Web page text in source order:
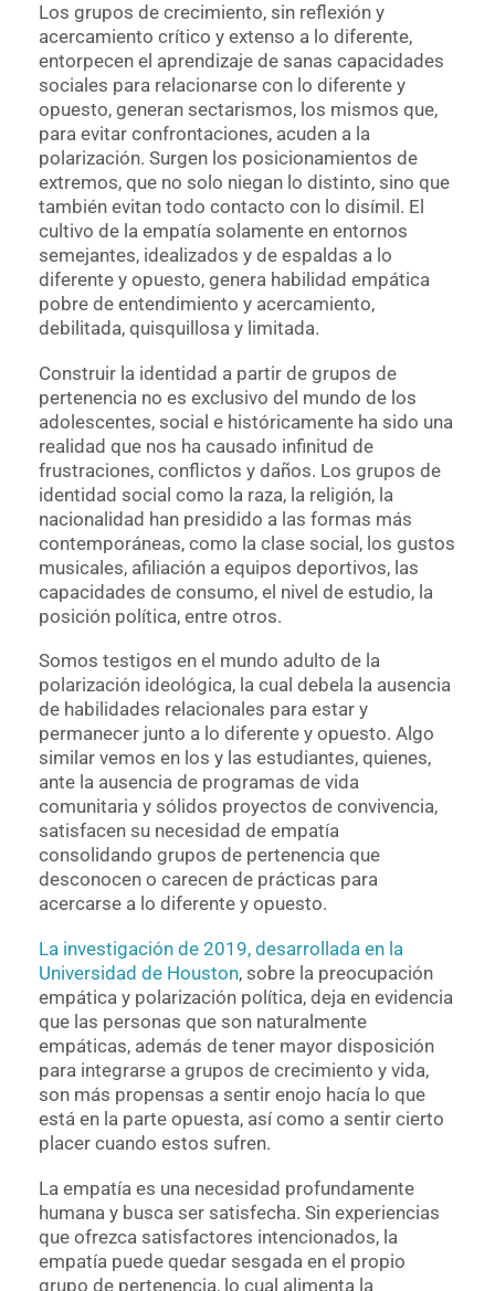
Los grupos de crecimiento, sin reflexión y
acercamiento crítico y extenso a lo diferente,
entorpecen el aprendizaje de sanas capacidades
sociales para relacionarse con lo diferente y
opuesto, generan sectarismos, los mismos que,
para evitar confrontaciones, acuden a la
polarización. Surgen los posicionamientos de
extremos, que no solo niegan lo distinto, sino que
también evitan todo contacto con lo disímil. El
cultivo de la empatía solamente en entornos
semejantes, idealizados y de espaldas a lo
diferente y opuesto, genera habilidad empática
pobre de entendimiento y acercamiento,
debilitada, quisquillosa y limitada.
Construir la identidad a partir de grupos de
pertenencia no es exclusivo del mundo de los
adolescentes, social e históricamente ha sido una
realidad que nos ha causado infinitud de
frustraciones, conflictos y daños. Los grupos de
identidad social como la raza, la religión, la
nacionalidad han presidido a las formas más
contemporáneas, como la clase social, los gustos
musicales, afiliación a equipos deportivos, las
capacidades de consumo, el nivel de estudio, la
posición política, entre otros.
Somos testigos en el mundo adulto de la
polarización ideológica, la cual debela la ausencia
de habilidades relacionales para estar y
permanecer junto a lo diferente y opuesto. Algo
similar vemos en los y las estudiantes, quienes,
ante la ausencia de programas de vida
comunitaria y sólidos proyectos de convivencia,
satisfacen su necesidad de empatía
consolidando grupos de pertenencia que
desconocen o carecen de prácticas para
acercarse a lo diferente y opuesto.
La investigación de 2019, desarrollada en la
Universidad de Houston, sobre la preocupación
empática y polarización política, deja en evidencia
que las personas que son naturalmente
empáticas, además de tener mayor disposición
para integrarse a grupos de crecimiento y vida,
son más propensas a sentir enojo hacía lo que
está en la parte opuesta, así como a sentir cierto
placer cuando estos sufren.
La empatía es una necesidad profundamente
humana y busca ser satisfecha. Sin experiencias
que ofrezca satisfactores intencionados, la
empatía puede quedar sesgada en el propio
grupo de pertenencia, lo cual alimenta la